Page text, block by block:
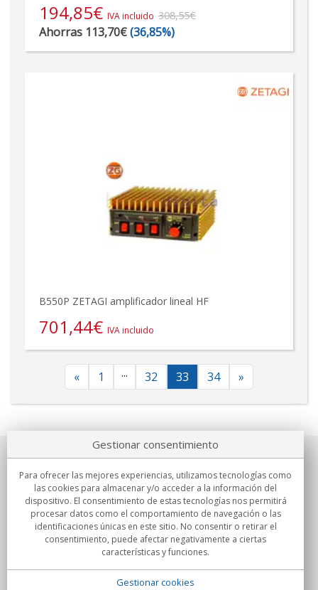
194,85€ IVA incluido 308,55€
Ahorras 113,70€(36,85%)
B550P ZETAGI amplificador lineal HF
701,44€ IVA incluido
« 1 ... 32 33 34 »
Sobre nosotros
Compromisos
Compras
Gestionar consentimiento
Para ofrecer las mejores experiencias, utilizamos tecnologías como
las cookies para almacenar y/o acceder a la información del
dispositivo. El consentimiento de estas tecnologías nos permitirá
procesar datos como el comportamiento de navegación o las
identificaciones únicas en este sitio. No consentir o retirar el
consentimiento, puede afectar negativamente a ciertas
características y funciones.
Gestionar cookies